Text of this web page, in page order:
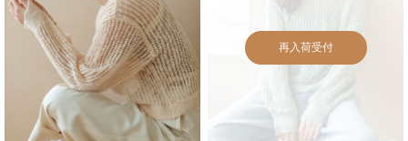
再入荷受付